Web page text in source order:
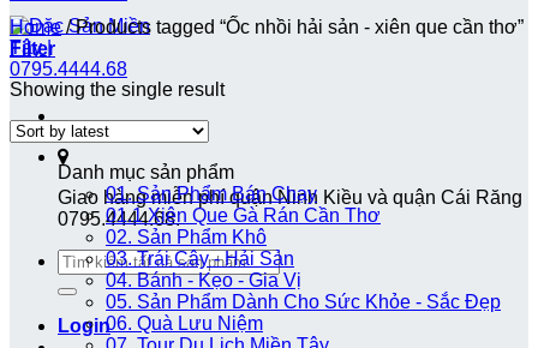
Giao hàng miễn phí quận Ninh Kiều và quận Cái Răng
0795.4444.68.
Search
for:
Login
Home /Products tagged “Ốc nhồi hải sản - xiên que cần thơ”
Filter
Showing the single result
Danh mục sản phẩm
01. Sản Phẩm Bán Chạy
01.1 Xiên Que Gà Rán Cần Thơ
02. Sản Phẩm Khô
03. Trái Cây - Hải Sản
04. Bánh - Kẹo - Gia Vị
05. Sản Phẩm Dành Cho Sức Khỏe - Sắc Đẹp
06. Quà Lưu Niệm